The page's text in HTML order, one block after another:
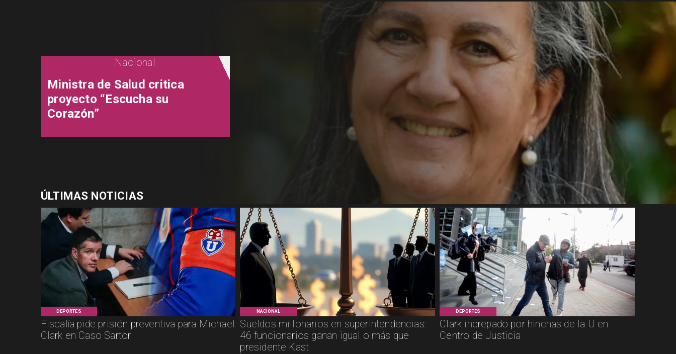
DEPORTES
Fiscalía pide prisión preventiva para Michael
Clark en Caso Sartor
NACIONAL
Sueldos millonarios en superintendencias:
46 funcionarios ganan igual o más que
presidente Kast
DEPORTES
Clark increpado por hinchas de la U en
Centro de Justicia
Nacional
Ministra de Salud critica
proyecto “Escucha su
Corazón”
ÚLTIMAS NOTICIAS